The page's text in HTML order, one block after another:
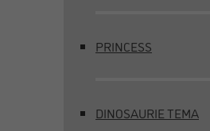
PRINCESS
DINOSAURIE TEMA